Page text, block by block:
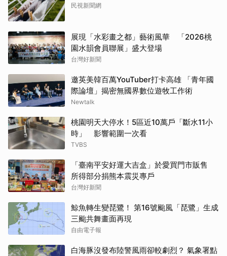
民視新聞網
展現「水彩畫之都」藝術風華 「2026桃
園水韻會員聯展」盛大登場
台灣好新聞
邀英美韓百萬YouTuber打卡高雄 「青年國
際論壇」揭密無國界數位遊牧工作術
Newtalk
桃園明天大停水！5區近10萬戶「斷水11小
時」 影響範圍一次看
TVBS
「臺南平安好運大吉盒」於愛買門市販售
所得部分捐熊本震災專戶
台灣好新聞
鯨魚轉生變琵鷺！ 第16號颱風「琵鷺」生成
三颱共舞畫面再現
自由電子報
白海豚沒發布陸警風雨卻較劇烈？ 氣象署點